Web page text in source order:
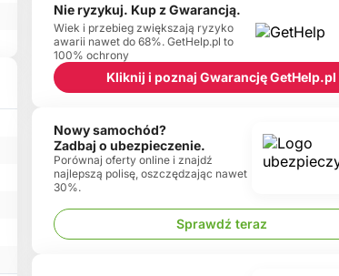
Nie ryzykuj. Kup z Gwarancją.
Wiek i przebieg zwiększają ryzyko
awarii nawet do 68%. GetHelp.pl to
100% ochrony
Kliknij i poznaj Gwarancję GetHelp.pl
Nowy samochód?
Zadbaj o ubezpieczenie.
Porównaj oferty online i znajdź
najlepszą polisę, oszczędzając nawet
30%.
Sprawdź teraz